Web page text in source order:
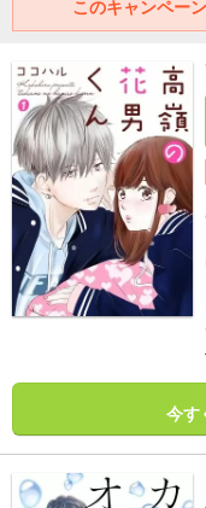
このキャンペー
今す